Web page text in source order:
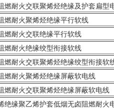
燃耐火交联聚烯烃绝缘及护套扁型
燃耐火聚烯烃绝缘平行软线
燃耐火交联绝缘平行软线
燃耐火绝缘绞型衔接软线
燃耐火交联聚烯烃绝缘绞型衔接软
燃耐火聚烯烃绝缘屏蔽软电线
燃耐火交联聚烯烃绝缘屏蔽软电线
绝缘聚乙烯护套低烟无卤阻燃耐火